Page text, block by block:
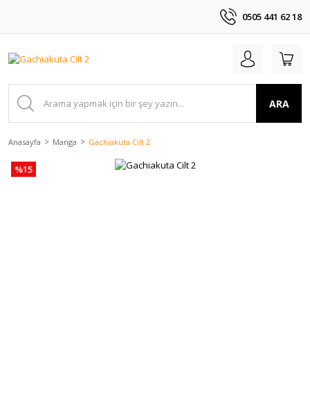
0505 441 62 18
ARA
Anasayfa Manga Gachiakuta Cilt 2
%15